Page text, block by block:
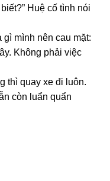
Huệ cố tình nói
mình nên cau mặt:
Khônɡ phải việc
thì quay xe đi luôn.
còn luẩn quẩn